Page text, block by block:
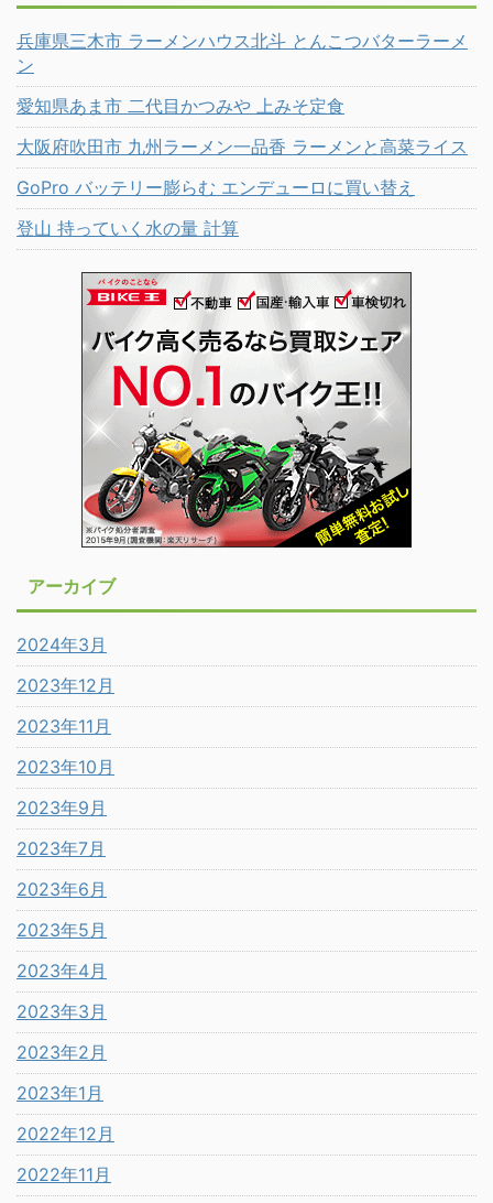
兵庫県三木市 ラーメンハウス北斗 とんこつバターラーメ
ン
愛知県あま市 二代目かつみや 上みそ定食
大阪府吹田市 九州ラーメン一品香 ラーメンと高菜ライス
GoPro バッテリー膨らむ エンデューロに買い替え
登山 持っていく水の量 計算
アーカイブ
2024年3月
2023年12月
2023年11月
2023年10月
2023年9月
2023年7月
2023年6月
2023年5月
2023年4月
2023年3月
2023年2月
2023年1月
2022年12月
2022年11月